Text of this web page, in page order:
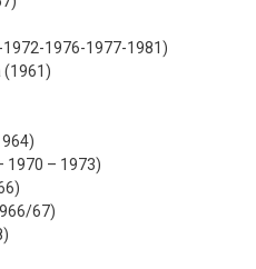
1972-1976-1977-1981)
(1961)
1970 – 1973)
67)